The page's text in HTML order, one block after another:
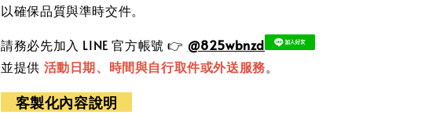
以確保品質與準時交件。
請務必先加入 LINE 官方帳號 👉 @825wbnzd
並提供 活動日期、時間與自行取件或外送服務。
客製化內容說明